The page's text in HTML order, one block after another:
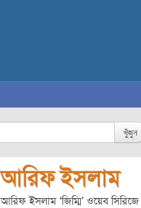
খুঁজুন
আরিফ ইসলাম
আরিফ ইসলাম ‘জিম্মি’ ওয়েব